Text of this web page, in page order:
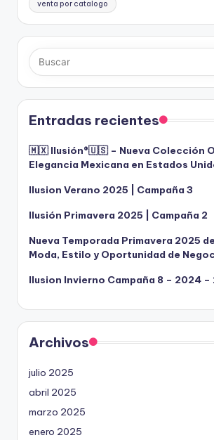
venta por catalogo
Entradas recientes
🇲🇽 Ilusión®️🇺🇸 – Nueva Colección
Elegancia Mexicana en Estados
Ilusion Verano 2025 | Campaña 3
Ilusión Primavera 2025 | Campaña 2
Nueva Temporada Primavera 2025
Moda, Estilo y Oportunidad de
Ilusion Invierno Campaña 8 – 2024 –
Archivos
julio 2025
abril 2025
marzo 2025
enero 2025